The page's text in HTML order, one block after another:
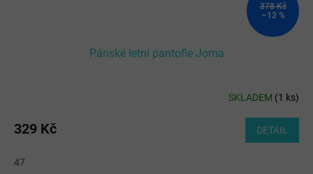
378 Kč
–12 %
Pánské letní pantofle Joma
SKLADEM (1 ks)
329 Kč DETAIL
47